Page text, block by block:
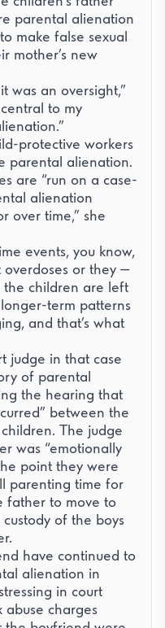
parental alienation
make false sexual
mother’s new
was an oversight,”
to my
protective workers
parental alienation.
are “run on a case-
alienation
over time,” she
events, you know,
or they —
the children are left
term patterns
and that’s what
judge in that case
of parental
the hearing that
between the
The judge
was “emotionally
point they were
parenting time for
father to move to
of the boys
have continued to
alienation in
in court
abuse charges
Analytics).
όταν πατάτε
ορίζει τα δικά του